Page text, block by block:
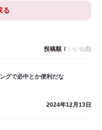
る
投稿順 / いいね順
グで必中とか便利だな
2024年12月13日